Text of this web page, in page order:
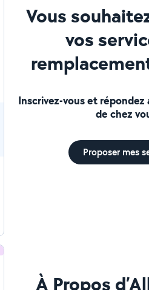
Vous
vos
Inscrivez-vous et répondez
de chez
Proposer mes
À Propos